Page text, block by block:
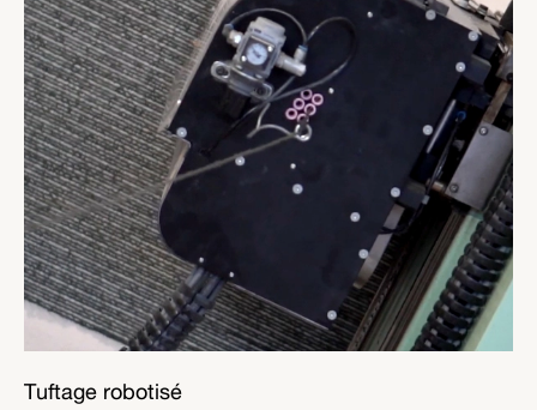
Tuftage robotisé